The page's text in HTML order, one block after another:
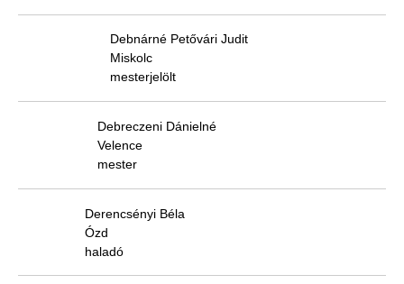
Debnárné Petővári Judit
Miskolc
mesterjelölt
Debreczeni Dánielné
Velence
mester
Derencsényi Béla
Ózd
haladó